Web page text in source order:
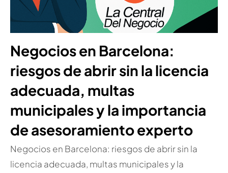
Negocios en Barcelona:
riesgos de abrir sin la licencia
adecuada, multas
municipales y la importancia
de asesoramiento experto
Negocios en Barcelona: riesgos de abrir sin la
licencia adecuada, multas municipales y la